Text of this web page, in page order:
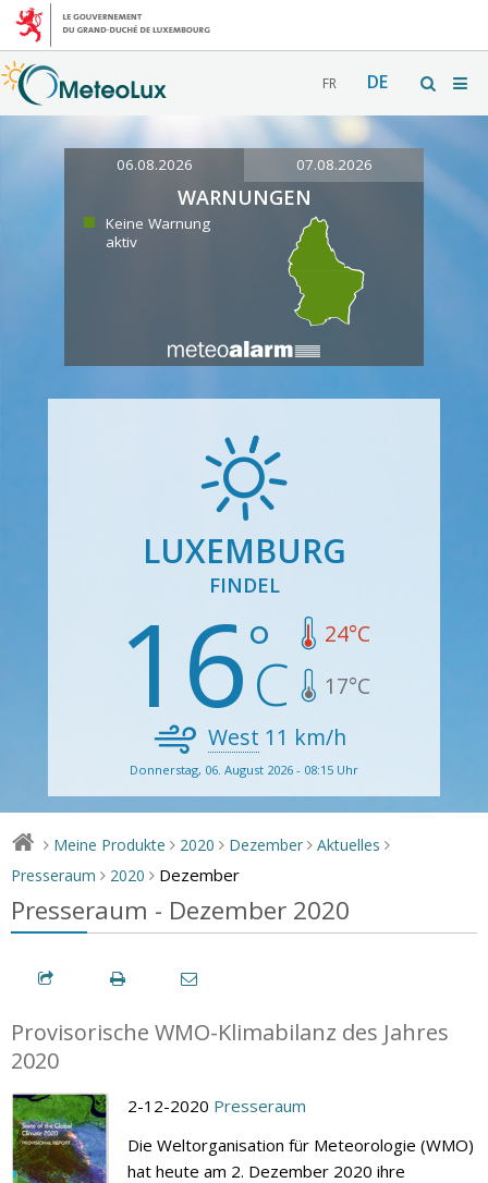
FR DE
06.08.2026 07.08.2026
WARNUNGEN
Keine Warnung
aktiv
LUXEMBURG
FINDEL
16 24°C
17°C
West 11 km/h
Donnerstag, 06. August 2026 - 08:15 Uhr
> Meine Produkte > 2020 > Dezember > Aktuelles >
Presseraum > 2020 > Dezember
Presseraum - Dezember 2020
Provisorische WMO-Klimabilanz des Jahres
2020
2-12-2020 Presseraum
Die Weltorganisation für Meteorologie (WMO)
hat heute am 2. Dezember 2020 ihre